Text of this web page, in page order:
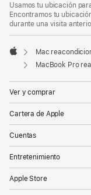
Usamos tu ubicación
Encontramos tu
durante una visita
Apple
Mac
MacBook Pro
Ver y comprar
Cartera de Apple
Cuentas
Entretenimiento
Apple Store